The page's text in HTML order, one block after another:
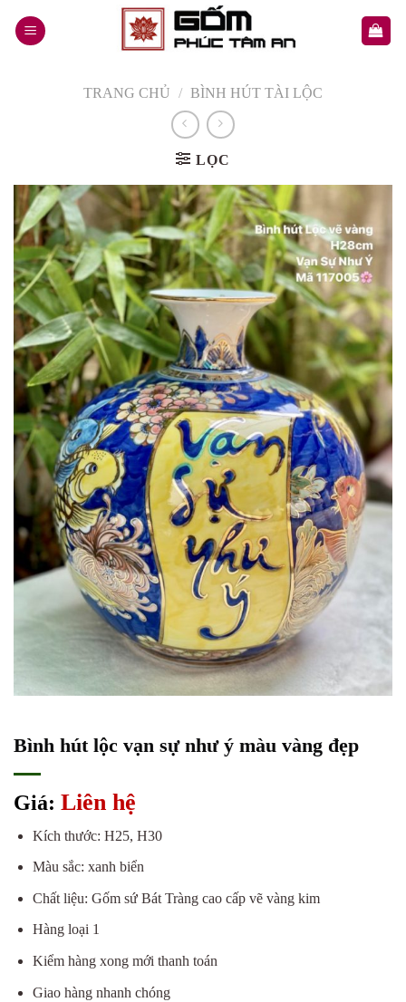
TRANG CHỦ / BÌNH HÚT TÀI LỘC
LỌC
Bình hút lộc vạn sự như ý màu vàng đẹp
Giá: Liên hệ
Kích thước: H25, H30
Màu sắc: xanh biển
Chất liệu: Gốm sứ Bát Tràng cao cấp vẽ vàng kim
Hàng loại 1
Kiểm hàng xong mới thanh toán
Giao hàng nhanh chóng